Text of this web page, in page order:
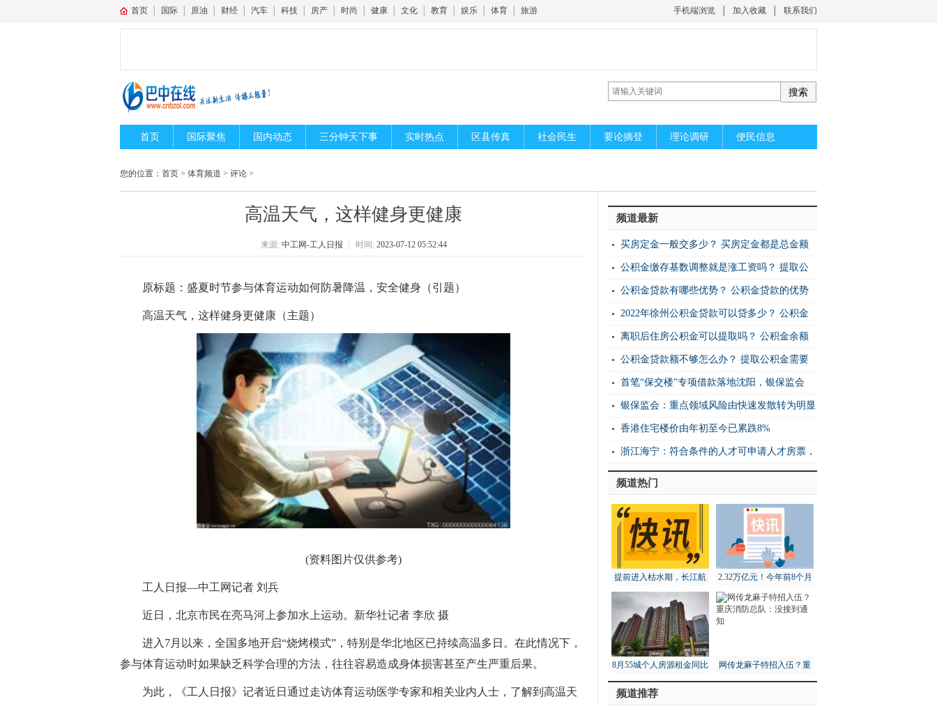
首页 国际 原油 财经 汽车 科技 房产 时尚 健康 文化 教育 娱乐 体育 旅游 手机端浏览 加入收藏 联系我们
首页 国际聚焦 国内动态 三分钟天下事 实时热点 区县传真 社会民生 要论摘登 理论调研 便民信息
您的位置： 首页 > 体育频道 > 评论 >
高温天气，这样健身更健康
来源: 中工网-工人日报 ┆ 时间: 2023-07-12 05:52:44
原标题：盛夏时节参与体育运动如何防暑降温，安全健身（引题）
高温天气，这样健身更健康（主题）
(资料图片仅供参考)
工人日报—中工网记者 刘兵
近日，北京市民在亮马河上参加水上运动。新华社记者 李欣 摄
进入7月以来，全国多地开启“烧烤模式”，特别是华北地区已持续高温多日。在此情况下，
参与体育运动时如果缺乏科学合理的方法，往往容易造成身体损害甚至产生严重后果。
为此，《工人日报》记者近日通过走访体育运动医学专家和相关业内人士，了解到高温天
频道最新
买房定金一般交多少？ 买房定金都是总金额
公积金缴存基数调整就是涨工资吗？ 提取公
公积金贷款有哪些优势？ 公积金贷款的优势
2022年徐州公积金贷款可以贷多少？ 公积金
离职后住房公积金可以提取吗？ 公积金余额
公积金贷款额不够怎么办？ 提取公积金需要
首笔“保交楼”专项借款落地沈阳，银保监会
银保监会：重点领域风险由快速发散转为明显
香港住宅楼价由年初至今已累跌8%
浙江海宁：符合条件的人才可申请人才房票，
频道热门
提前进入枯水期，长江航
道局全面部署维护工作
2.32万亿元！今年前8个月
北京地区进出口增长18.3%
8月55城个人房源租金同比
降1%，租赁市场量价齐跌
网传龙麻子特招入伍？重
庆消防总队：没接到通知
频道推荐